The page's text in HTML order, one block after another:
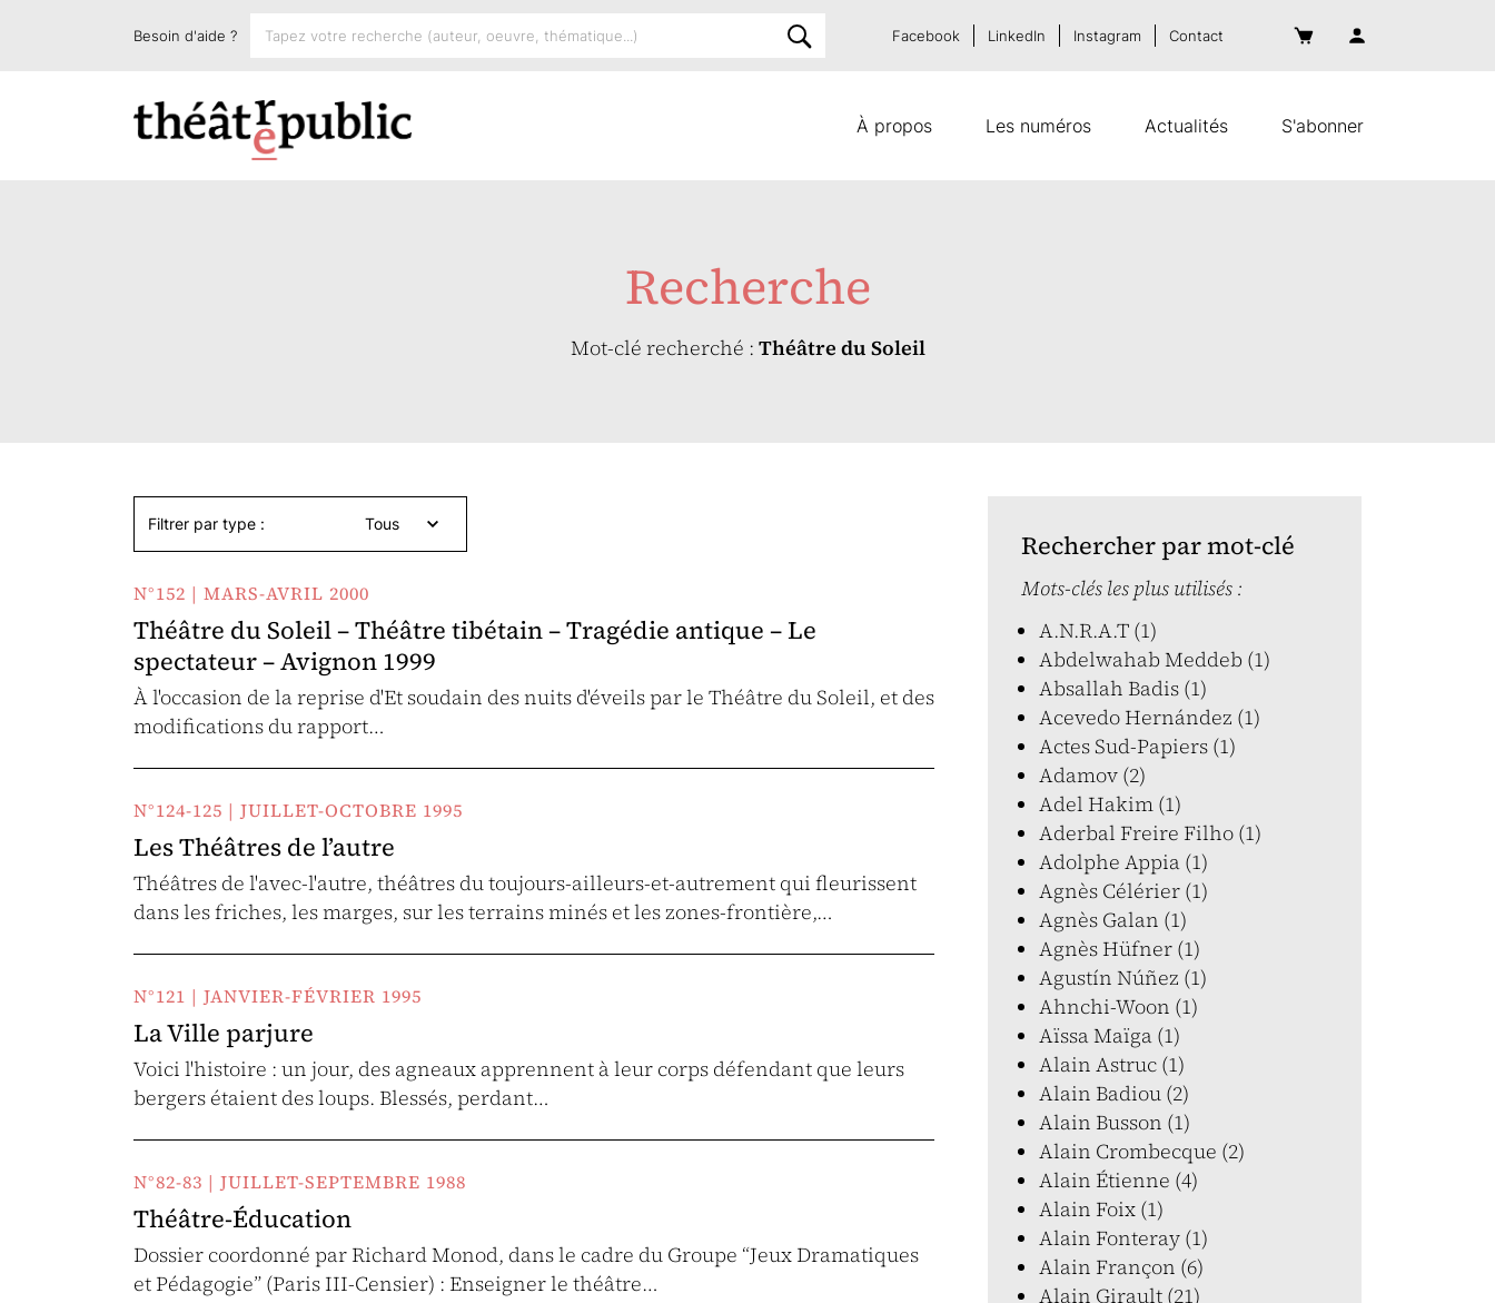
À propos Les numéros Actualités S'abonner
Besoin d'aide ? Facebook LinkedIn Instagram Contact
Recherche
Mot-clé recherché : Théâtre du Soleil
Filtrer par type : Tous
N°152 | MARS-AVRIL 2000
Théâtre du Soleil – Théâtre tibétain – Tragédie antique – Le
spectateur – Avignon 1999
À l'occasion de la reprise d'Et soudain des nuits d'éveils par le Théâtre du Soleil, et des
modifications du rapport…
N°124-125 | JUILLET-OCTOBRE 1995
Les Théâtres de l’autre
Théâtres de l'avec-l'autre, théâtres du toujours-ailleurs-et-autrement qui fleurissent
dans les friches, les marges, sur les terrains minés et les zones-frontière,…
N°121 | JANVIER-FÉVRIER 1995
La Ville parjure
Voici l'histoire : un jour, des agneaux apprennent à leur corps défendant que leurs
bergers étaient des loups. Blessés, perdant…
N°82-83 | JUILLET-SEPTEMBRE 1988
Théâtre-Éducation
Dossier coordonné par Richard Monod, dans le cadre du Groupe “Jeux Dramatiques
et Pédagogie” (Paris III-Censier) : Enseigner le théâtre…
Rechercher par mot-clé
Mots-clés les plus utilisés :
A.N.R.A.T (1)
Abdelwahab Meddeb (1)
Absallah Badis (1)
Acevedo Hernández (1)
Actes Sud-Papiers (1)
Adamov (2)
Adel Hakim (1)
Aderbal Freire Filho (1)
Adolphe Appia (1)
Agnès Célérier (1)
Agnès Galan (1)
Agnès Hüfner (1)
Agustín Núñez (1)
Ahnchi-Woon (1)
Aïssa Maïga (1)
Alain Astruc (1)
Alain Badiou (2)
Alain Busson (1)
Alain Crombecque (2)
Alain Étienne (4)
Alain Foix (1)
Alain Fonteray (1)
Alain Françon (6)
Alain Girault (21)